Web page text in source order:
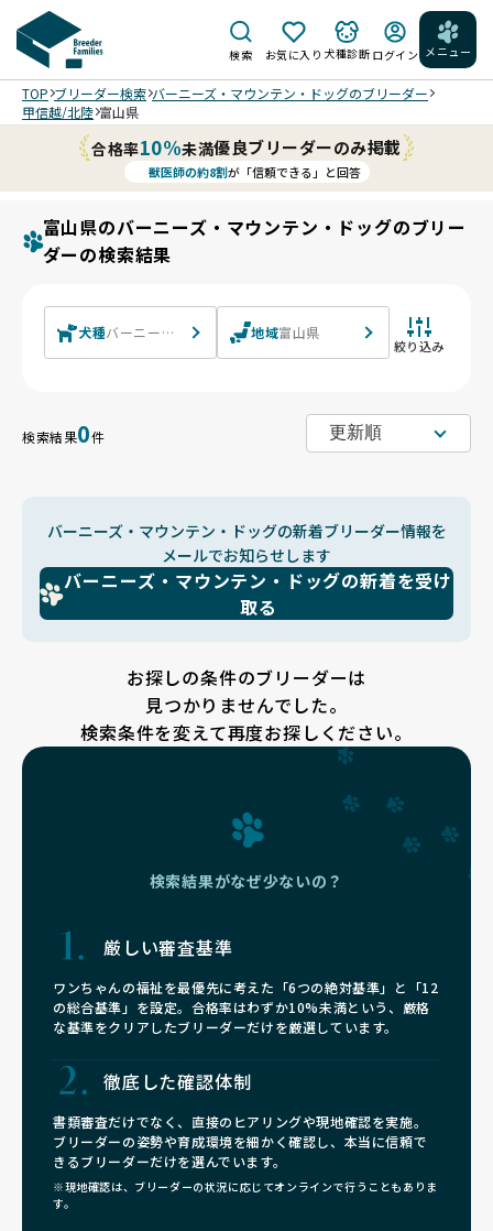
検索 お気に入り 犬種診断 ログイン メニュー
TOP ブリーダー検索 バーニーズ・マウンテン・ドッグのブリーダー
甲信越/北陸 富山県
合格率10%未満優良ブリーダーのみ掲載
獣医師の約8割が「信頼できる」と回答
富山県のバーニーズ・マウンテン・ドッグのブリー
ダーの検索結果
犬種バーニーズ・マウンテン・ドッグ
地域富山県
絞り込み
検索結果0件
バーニーズ・マウンテン・ドッグの新着ブリーダー情報を
メールでお知らせします
バーニーズ・マウンテン・ドッグの新着を受け
取る
お探しの条件のブリーダーは
見つかりませんでした。
検索条件を変えて再度お探しください。
検索結果がなぜ少ないの？
厳しい審査基準
ワンちゃんの福祉を最優先に考えた「6つの絶対基準」と「12
の総合基準」を設定。合格率はわずか10%未満という、厳格
な基準をクリアしたブリーダーだけを厳選しています。
徹底した確認体制
書類審査だけでなく、直接のヒアリングや現地確認を実施。
ブリーダーの姿勢や育成環境を細かく確認し、本当に信頼で
きるブリーダーだけを選んでいます。
※現地確認は、ブリーダーの状況に応じてオンラインで行うこともありま
す。